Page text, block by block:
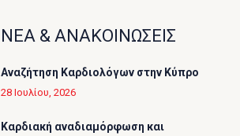
ΝΕΑ & ΑΝΑΚΟΙΝΩΣΕΙΣ
Αναζήτηση Καρδιολόγων στην Κύπρο
28 Ιουλίου, 2026
Καρδιακή αναδιαμόρφωση και